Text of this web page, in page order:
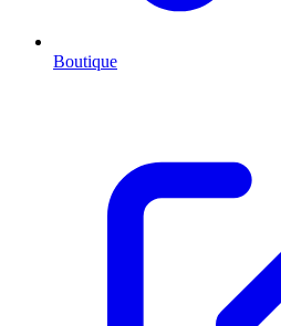
Boutique